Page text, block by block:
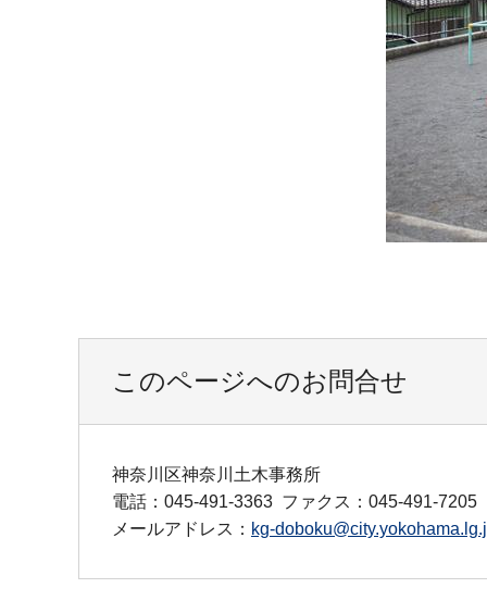
このページへのお問合せ
神奈川区神奈川土木事務所
電話：045-491-3363 ファクス：045-491-7205
メールアドレス： kg-